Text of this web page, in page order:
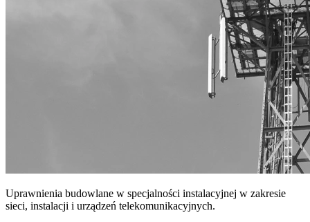
Uprawnienia budowlane w specjalności instalacyjnej w zakresie
sieci, instalacji i urządzeń telekomunikacyjnych.